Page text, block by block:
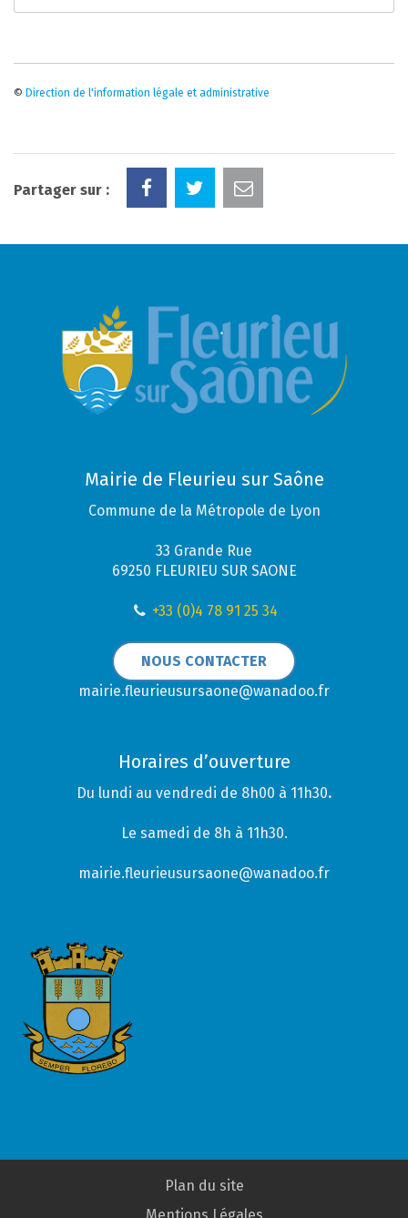
© Direction de l'information légale et administrative
Partager sur :
Mairie de Fleurieu sur Saône
Commune de la Métropole de Lyon
33 Grande Rue
69250 FLEURIEU SUR SAONE
+33 (0)4 78 91 25 34
NOUS CONTACTER
mairie.fleurieusursaone@wanadoo.fr
Horaires d’ouverture
Du lundi au vendredi de 8h00 à 11h30.
Le samedi de 8h à 11h30.
mairie.fleurieusursaone@wanadoo.fr
Plan du site